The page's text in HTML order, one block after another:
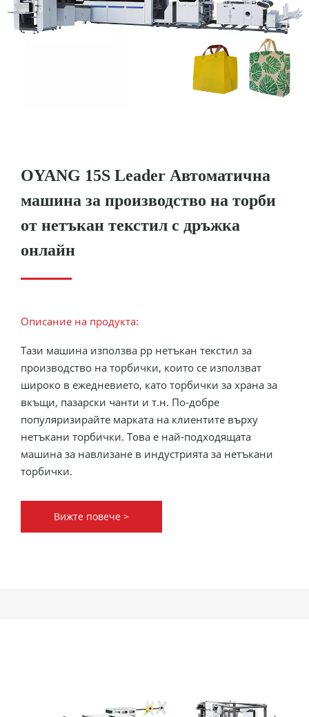
OYANG 15S Leader Автоматична
машина за производство на торби
от нетъкан текстил с дръжка
онлайн
Описание на продукта:
Тази машина използва pp нетъкан текстил за
производство на торбички, които се използват
широко в ежедневието, като торбички за храна за
вкъщи, пазарски чанти и т.н. По-добре
популяризирайте марката на клиентите върху
нетъкани торбички. Това е най-подходящата
машина за навлизане в индустрията за нетъкани
торбички.
Вижте повече >